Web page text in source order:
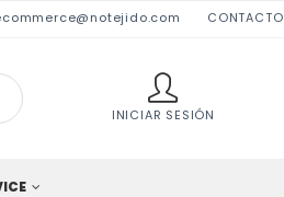
CONTACTO
INICIAR SESIÓN